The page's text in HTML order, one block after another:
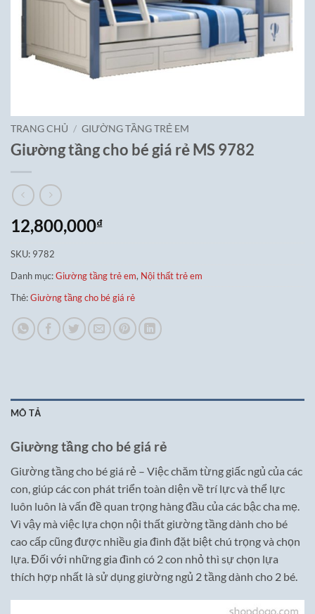
TRANG CHỦ / GIƯỜNG TẦNG TRẺ EM
Giường tầng cho bé giá rẻ MS 9782
12,800,000₫
SKU: 9782
Danh mục:Giường tầng trẻ em, Nội thất trẻ em
Thẻ:Giường tầng cho bé giá rẻ
MÔ TẢ
Giường tầng cho bé giá rẻ
Giường tầng cho bé giá rẻ – Việc chăm từng giấc ngủ của các
con, giúp các con phát triển toàn diện về trí lực và thể lực
luôn luôn là vấn đề quan trọng hàng đầu của các bậc cha mẹ.
Vì vậy mà việc lựa chọn nội thất giường tầng dành cho bé
cao cấp cũng được nhiều gia đình đặt biệt chú trọng và chọn
lựa. Đối với những gia đình có 2 con nhỏ thì sự chọn lựa
thích hợp nhất là sử dụng giường ngủ 2 tầng dành cho 2 bé.